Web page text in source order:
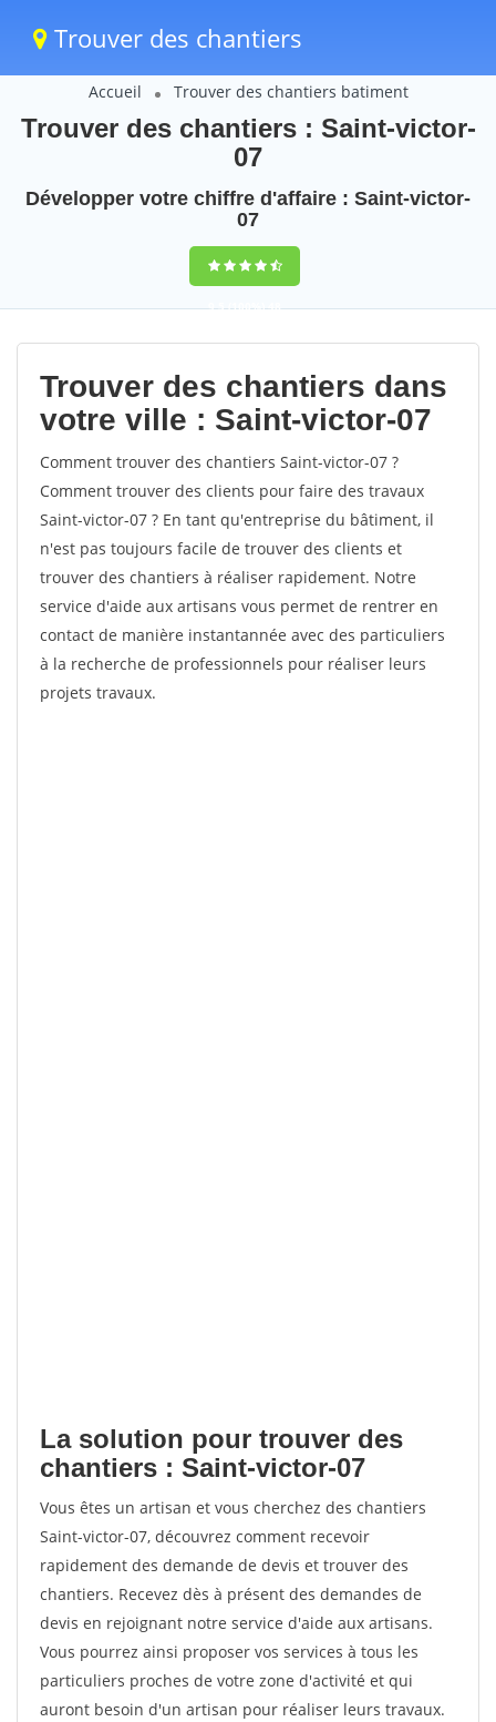
Trouver des chantiers
Accueil Trouver des chantiers batiment
Trouver des chantiers : Saint-victor-
07
Développer votre chiffre d'affaire : Saint-victor-
07
9,5(100%)48
votes
Trouver des chantiers dans
votre ville : Saint-victor-07
Comment trouver des chantiers Saint-victor-07 ?
Comment trouver des clients pour faire des travaux
Saint-victor-07 ? En tant qu'entreprise du bâtiment, il
n'est pas toujours facile de trouver des clients et
trouver des chantiers à réaliser rapidement. Notre
service d'aide aux artisans vous permet de rentrer en
contact de manière instantannée avec des particuliers
à la recherche de professionnels pour réaliser leurs
projets travaux.
La solution pour trouver des
chantiers : Saint-victor-07
Vous êtes un artisan et vous cherchez des chantiers
Saint-victor-07, découvrez comment recevoir
rapidement des demande de devis et trouver des
chantiers. Recevez dès à présent des demandes de
devis en rejoignant notre service d'aide aux artisans.
Vous pourrez ainsi proposer vos services à tous les
particuliers proches de votre zone d'activité et qui
auront besoin d'un artisan pour réaliser leurs travaux.